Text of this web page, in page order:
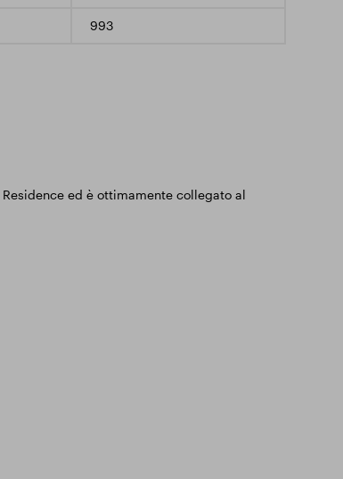
993
ed è ottimamente collegato al